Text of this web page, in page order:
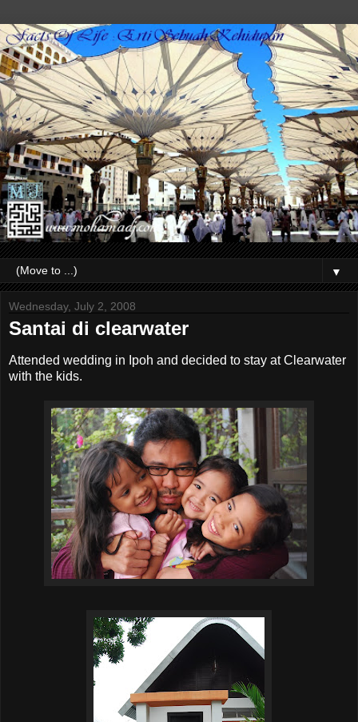
▼
Wednesday, July 2, 2008
Santai di clearwater
Attended wedding in Ipoh and decided to stay at Clearwater
with the kids.